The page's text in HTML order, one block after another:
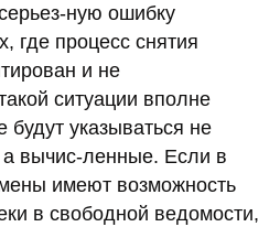
ную ошибку
где процесс снятия
и не
ситуации вполне
будут указываться не
а вычис-ленные. Если в
имеют возможность
в свободной ведомости,